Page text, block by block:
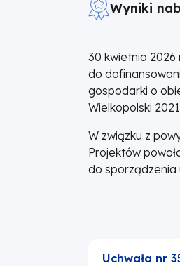
Wyniki
30 kwietnia 2026
do
gospodarki o
Wielkopolski
W związku z
Projektów
do sporządzenia
Uchwała nr